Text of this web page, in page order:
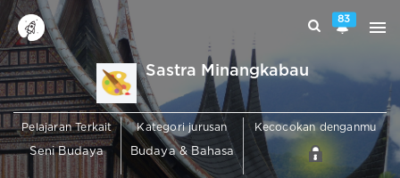
83
Sastra Minangkabau
Pelajaran Terkait
Seni Budaya
Kategori jurusan
Budaya & Bahasa
Kecocokan denganmu